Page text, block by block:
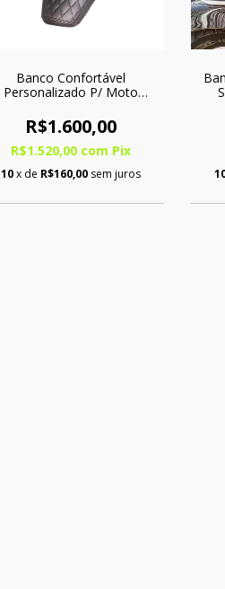
Banco Confortável
Personalizado P/ Moto
R$1.600,00
R$1.520,00 com Pix
10x de R$160,00 sem juros